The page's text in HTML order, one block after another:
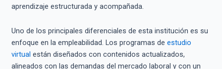
aprendizaje estructurada y acompañada.
Uno de los principales diferenciales de esta institución es su
enfoque en la empleabilidad. Los programas de estudio
virtual están diseñados con contenidos actualizados,
alineados con las demandas del mercado laboral y con un